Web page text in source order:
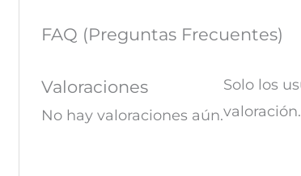
FAQ (Preguntas Frecuentes)
Valoraciones
No hay valoraciones aún.
Solo los
valoración.